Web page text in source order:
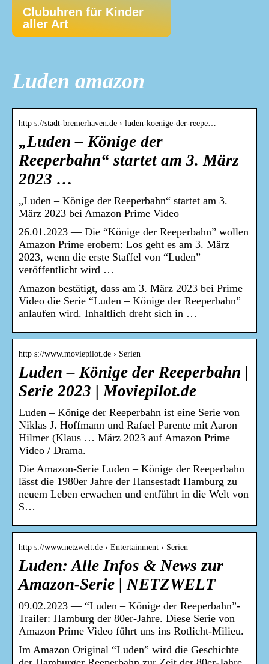
Clubuhren für Kinder
aller Art
Luden amazon
http s://stadt-bremerhaven.de › luden-koenige-der-reepe…
„Luden – Könige der
Reeperbahn“ startet am 3. März
2023 …
„Luden – Könige der Reeperbahn“ startet am 3.
März 2023 bei Amazon Prime Video
26.01.2023 — Die “Könige der Reeperbahn” wollen
Amazon Prime erobern: Los geht es am 3. März
2023, wenn die erste Staffel von “Luden”
veröffentlicht wird …
Amazon bestätigt, dass am 3. März 2023 bei Prime
Video die Serie “Luden – Könige der Reeperbahn”
anlaufen wird. Inhaltlich dreht sich in …
http s://www.moviepilot.de › Serien
Luden – Könige der Reeperbahn |
Serie 2023 | Moviepilot.de
Luden – Könige der Reeperbahn ist eine Serie von
Niklas J. Hoffmann und Rafael Parente mit Aaron
Hilmer (Klaus … März 2023 auf Amazon Prime
Video / Drama.
Die Amazon-Serie Luden – Könige der Reeperbahn
lässt die 1980er Jahre der Hansestadt Hamburg zu
neuem Leben erwachen und entführt in die Welt von
S…
http s://www.netzwelt.de › Entertainment › Serien
Luden: Alle Infos & News zur
Amazon-Serie | NETZWELT
09.02.2023 — “Luden – Könige der Reeperbahn”-
Trailer: Hamburg der 80er-Jahre. Diese Serie von
Amazon Prime Video führt uns ins Rotlicht-Milieu.
Im Amazon Original “Luden” wird die Geschichte